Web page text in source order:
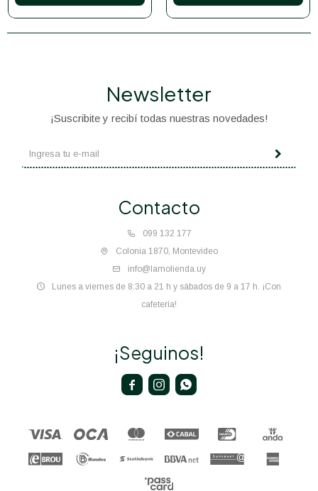
Contacto
099 132 177
Colonia 1870, Montevideo
info@lamolienda.uy
Lunes a viernes de 8:30 a 21 h y sábados de 9 a 17 h. ¡Con
cafetería!
Newsletter
¡Suscribite y recibí todas nuestras novedades!
¡Seguinos!
  